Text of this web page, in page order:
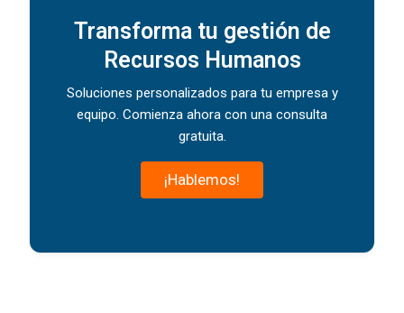
Transforma tu gestión de
Recursos Humanos
Soluciones personalizados para tu empresa y
equipo. Comienza ahora con una consulta
gratuita.
¡Hablemos!